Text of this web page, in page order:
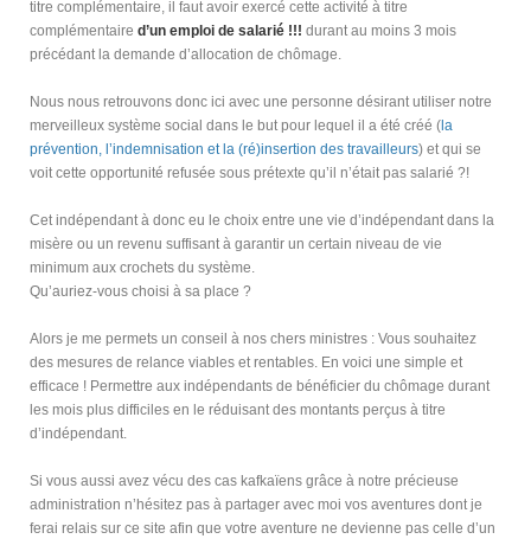
titre complémentaire, il faut avoir exercé cette activité à titre
complémentaire d’un emploi de salarié !!! durant au moins 3 mois
précédant la demande d’allocation de chômage.
Nous nous retrouvons donc ici avec une personne désirant utiliser notre
merveilleux système social dans le but pour lequel il a été créé ( la
prévention, l’indemnisation et la (ré)insertion des travailleurs) et qui se
voit cette opportunité refusée sous prétexte qu’il n’était pas salarié ?!
Cet indépendant à donc eu le choix entre une vie d’indépendant dans la
misère ou un revenu suffisant à garantir un certain niveau de vie
minimum aux crochets du système.
Qu’auriez-vous choisi à sa place ?
Alors je me permets un conseil à nos chers ministres : Vous souhaitez
des mesures de relance viables et rentables. En voici une simple et
efficace ! Permettre aux indépendants de bénéficier du chômage durant
les mois plus difficiles en le réduisant des montants perçus à titre
d’indépendant.
Si vous aussi avez vécu des cas kafkaïens grâce à notre précieuse
administration n’hésitez pas à partager avec moi vos aventures dont je
ferai relais sur ce site afin que votre aventure ne devienne pas celle d’un